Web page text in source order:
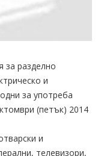
за разделно
и
за употреба
(петък) 2014
и
телевизори,